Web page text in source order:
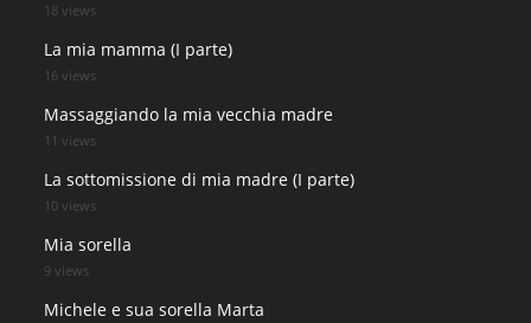
18 views
La mia mamma (I parte)
16 views
Massaggiando la mia vecchia madre
11 views
La sottomissione di mia madre (I parte)
10 views
Mia sorella
9 views
Michele e sua sorella Marta